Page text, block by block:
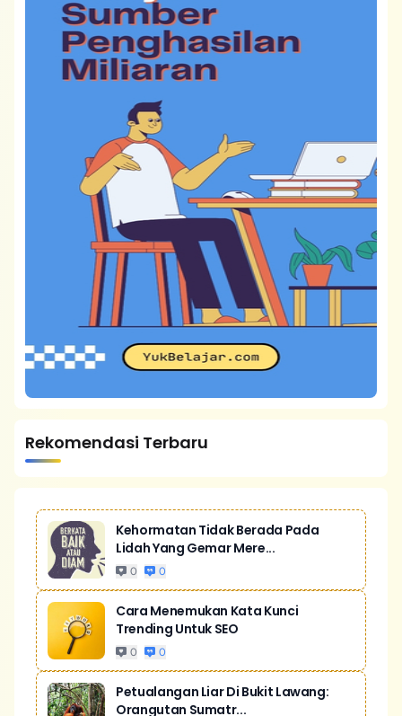
Rekomendasi Terbaru
Kehormatan Tidak Berada Pada
Lidah Yang Gemar Mere...
0 0
Cara Menemukan Kata Kunci
Trending Untuk SEO
0 0
Petualangan Liar Di Bukit Lawang:
Orangutan Sumatr...